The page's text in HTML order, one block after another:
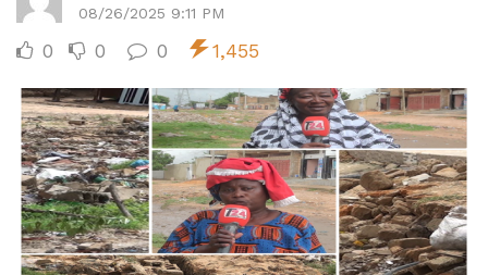
08/26/2025 9:11 PM
0 0 0 1,455